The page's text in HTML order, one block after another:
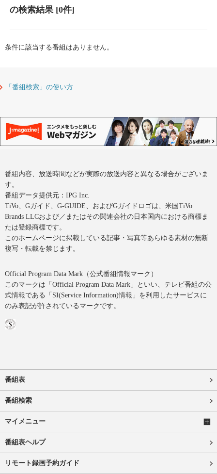
の検索結果[0件]
条件に該当する番組はありません。
「番組検索」の使い方
番組内容、放送時間などが実際の放送内容と異なる場合がございま
す。
番組データ提供元：IPG Inc.
TiVo、Gガイド、G-GUIDE、およびGガイドロゴは、米国TiVo
Brands LLCおよび／またはその関連会社の日本国内における商標ま
たは登録商標です。
このホームページに掲載している記事・写真等あらゆる素材の無断
複写・転載を禁じます。
Official Program Data Mark（公式番組情報マーク）
このマークは「Official Program Data Mark」といい、テレビ番組の公
式情報である「SI(Service Information)情報」を利用したサービスに
のみ表記が許されているマークです。
番組表
番組検索
マイメニュー
番組表ヘルプ
リモート録画予約ガイド